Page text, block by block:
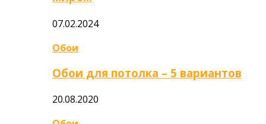
07.02.2024
Обои
Обои для потолка – 5 вариантов
20.08.2020